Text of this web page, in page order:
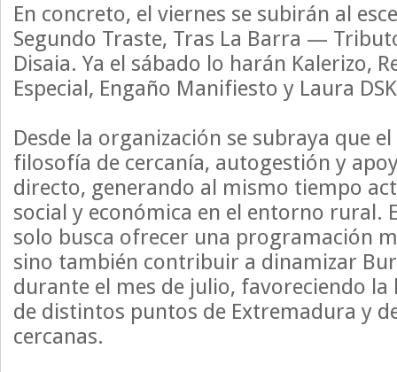
En concreto, el viernes se subirán al
Segundo Traste, Tras La Barra —
Disaia. Ya el sábado lo harán Kalerizo,
Especial, Engaño Manifiesto y Laura
Desde la organización se subraya que
filosofía de cercanía, autogestión y
directo, generando al mismo tiempo
social y económica en el entorno rural.
solo busca ofrecer una programación
sino también contribuir a dinamizar
durante el mes de julio, favoreciendo la
de distintos puntos de Extremadura y
cercanas.